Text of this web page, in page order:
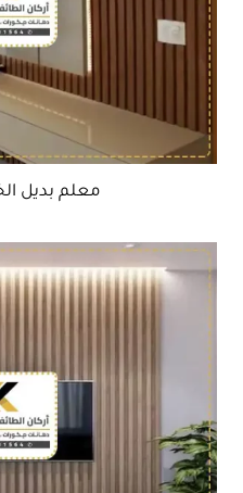
معلم بديل